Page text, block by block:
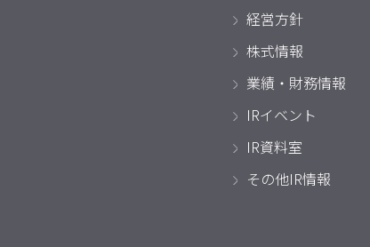
経営方針
株式情報
業績・財務情報
IRイベント
IR資料室
その他IR情報